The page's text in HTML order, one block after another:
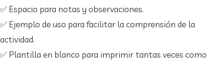
✅ Espacio para notas y observaciones.
✅ Ejemplo de uso para facilitar la comprensión de la
actividad.
✅ Plantilla en blanco para imprimir tantas veces como